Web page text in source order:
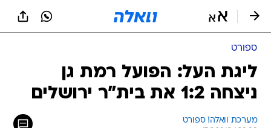
ספורט
ליגת העל: הפועל רמת גן
ניצחה 1:2 את בית"ר ירושלים
מערכת וואלה! ספורט